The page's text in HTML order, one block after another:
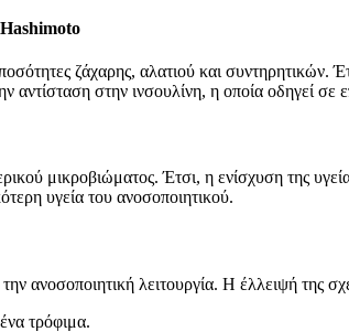
ζάχαρης, αλατιού και
στην ινσουλίνη, η οποία οδηγεί σε
μικροβιώματος. Έτσι, η ενίσχυση της
υγεία του ανοσοποιητικού.
την ανοσοποιητική λειτουργία. Η έλλειψή
τρόφιμα.